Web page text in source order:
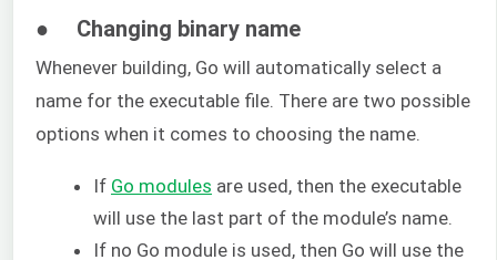
● Changing binary name
Whenever building, Go will automatically select a
name for the executable file. There are two possible
options when it comes to choosing the name.
If Go modules are used, then the executable
will use the last part of the module’s name.
If no Go module is used, then Go will use the